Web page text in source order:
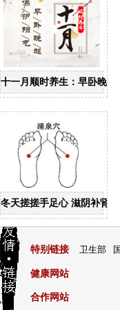
十一月顺时养生：早卧晚起
冬天搓搓手足心 滋阴补肾
特别链接 卫生部
健康网站
合作网站